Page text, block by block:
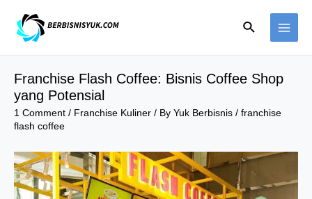
content
Search
Franchise Flash Coffee: Bisnis Coffee Shop
yang Potensial
1 Comment / Franchise Kuliner / By Yuk Berbisnis / franchise
flash coffee